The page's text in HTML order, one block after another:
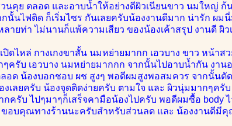
นคุย ตลอด และอาบน้ำให้อย่างดีผิวเนียนขาว นมใหญ่ ก้
กนั้นไฟติด ก็เริ่มไซร กันเลยครับน้องงานดีมาก น่ารัก ผ
ลายท่า ไม่นานก็แพ้ความเสียว ของน้องเค้าสรุป งานดี
ดไหล่ กางเกงขาสั้น นมหย่ายมากก เอวบาง ขาว หน้า
ครับ เอวบาง นมหย่ายมากกก จากนั้นไปอาบน้ำกัน งาน
อด น้องบอกชอบ ผช สูงๆ พอดีผมสูงพอสมควร จากนั้นตั
งเลยครับ น้องจุดติดง่ายครับ ตามใจ และ ผิวนุ่มมากๆค
ครับ ไปๆมาๆก็เสร็จคามือน้องไปครับ พอดีผมซื้อ body
ขอบคุณทางร้านนะครับสำหรับส่วนลด และ น้องงานดีมีคุ